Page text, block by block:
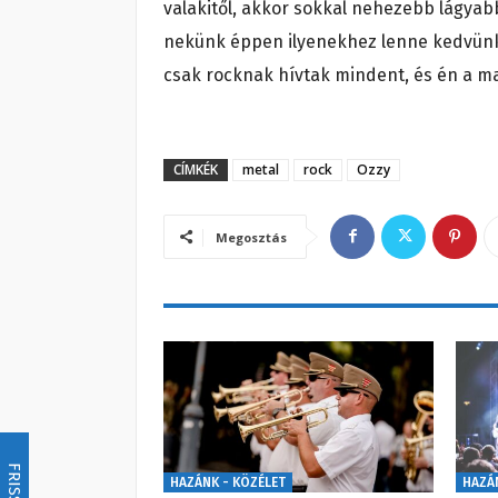
valakitől, akkor sokkal nehezebb
nekünk éppen ilyenekhez lenne
csak rocknak hívtak mindent, és én a
CÍMKÉK metal rock Ozzy
Megosztás
HAZÁNK - KÖZÉLET